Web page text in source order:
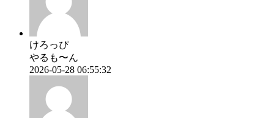
けろっぴ
やるも〜ん
2026-05-28 06:55:32